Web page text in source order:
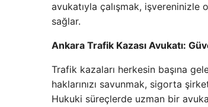
avukatıyla çalışmak,
sağlar.
Ankara Trafik Kazası Avukatı:
Trafik kazaları herkesin başına
haklarınızı savunmak, sigorta
Hukuki süreçlerde uzman bir